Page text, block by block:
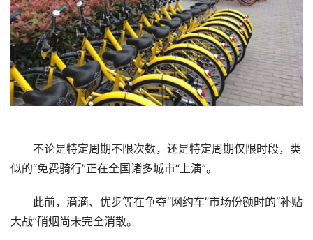
不论是特定周期不限次数，还是特定周期仅限时段，类
似的“免费骑行”正在全国诸多城市“上演”。
此前，滴滴、优步等在争夺“网约车”市场份额时的“补贴
大战”硝烟尚未完全消散。